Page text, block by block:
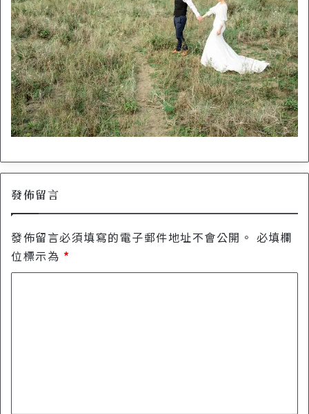
發佈留言
發佈留言必須填寫的電子郵件地址不會公開。 必填欄
位標示為 *